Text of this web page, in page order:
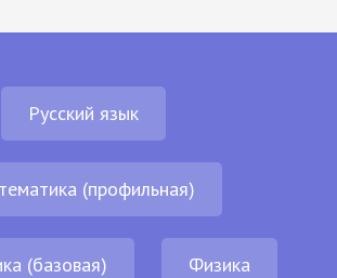
Русский язык
(профильная)
(базовая) Физика